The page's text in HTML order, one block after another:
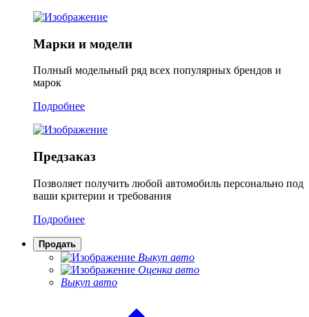
Марки и модели
Полный модельный ряд всех популярных брендов и
марок
Подробнее
Предзаказ
Позволяет получить любой автомобиль персонально под
ваши критерии и требования
Подробнее
Продать
Выкуп авто
Оценка авто
Выкуп авто